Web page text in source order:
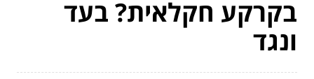
בקרקע חקלאית? בעד
ונגד